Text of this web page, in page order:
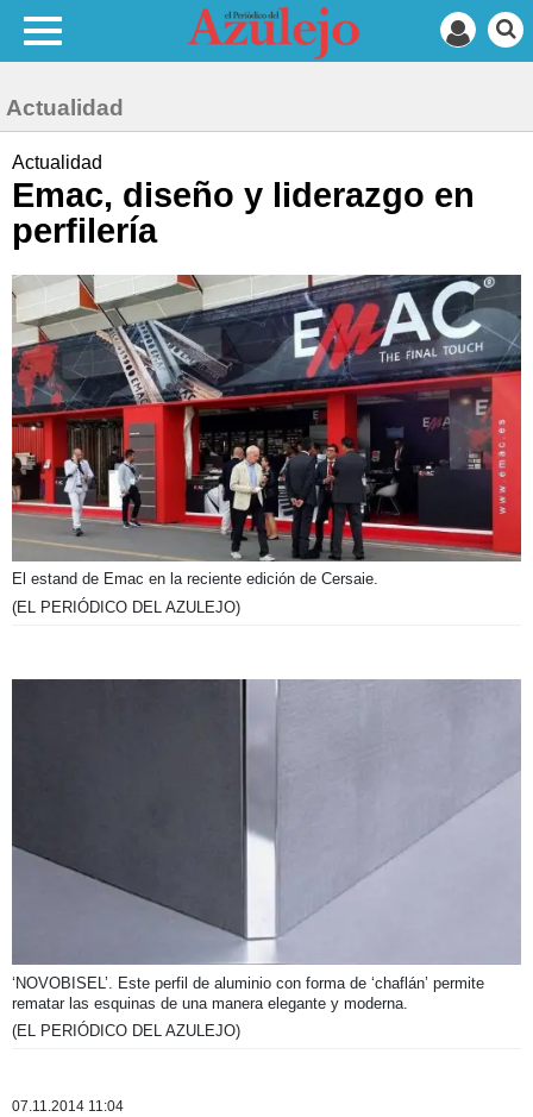
Actualidad
Actualidad
Emac, diseño y liderazgo en
perfilería
El estand de Emac en la reciente edición de Cersaie.
(EL PERIÓDICO DEL AZULEJO)
‘NOVOBISEL’. Este perfil de aluminio con forma de ‘chaflán’ permite
rematar las esquinas de una manera elegante y moderna.
(EL PERIÓDICO DEL AZULEJO)
07.11.2014 11:04